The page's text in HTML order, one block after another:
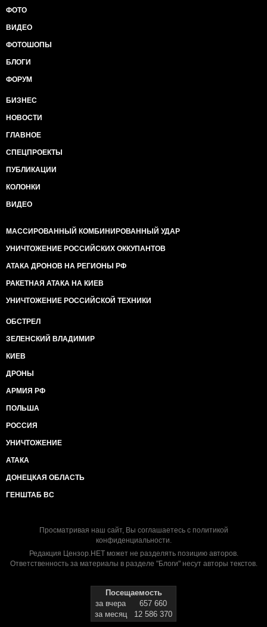
ФОТО
ВИДЕО
ФОТОШОПЫ
БЛОГИ
ФОРУМ
БИЗНЕС
НОВОСТИ
ГЛАВНОЕ
СПЕЦПРОЕКТЫ
ПУБЛИКАЦИИ
КОЛОНКИ
ВИДЕО
МАССИРОВАННЫЙ КОМБИНИРОВАННЫЙ УДАР
УНИЧТОЖЕНИЕ РОССИЙСКИХ ОККУПАНТОВ
АТАКА ДРОНОВ НА РЕГИОНЫ РФ
РАКЕТНАЯ АТАКА НА КИЕВ
УНИЧТОЖЕНИЕ РОССИЙСКОЙ ТЕХНИКИ
ОБСТРЕЛ
ЗЕЛЕНСКИЙ ВЛАДИМИР
КИЕВ
ДРОНЫ
АРМИЯ РФ
ПОЛЬША
РОССИЯ
УНИЧТОЖЕНИЕ
АТАКА
ДОНЕЦКАЯ ОБЛАСТЬ
ГЕНШТАБ ВС
Просматривая наш сайт, Вы соглашаетесь с политикой
конфиденциальности.
Редакция Цензор.НЕТ может не разделять позицию авторов.
Ответственность за материалы в разделе "Блоги" несут авторы текстов.
Посещаемость
за вчера
657 660
за месяц
12 586 370